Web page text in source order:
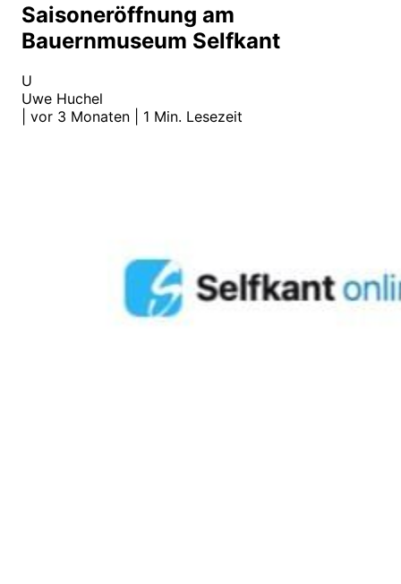
Saisoneröffnung am
Bauernmuseum Selfkant
U
Uwe Huchel
vor 3 Monaten 1 Min. Lesezeit